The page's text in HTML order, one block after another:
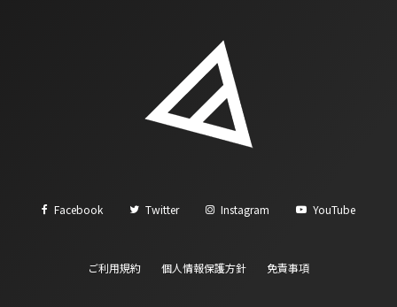
Facebook Twitter Instagram YouTube
ご利用規約 個人情報保護方針 免責事項